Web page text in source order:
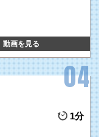
動画を見る
1分